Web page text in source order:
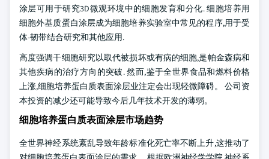
涂层可用于研究3D微观环境中的细胞发育和分化. 细胞培养用
细胞外基质蛋白涂层成为细胞培养实验室中常见的程序,用于受
体-韧带结合研究和其他应用.
高度强调干细胞研究以取代被损坏或有病的细胞,是帕金森病和
其他疾病的治疗方向的突破. 然而,鉴于全世界食品和燃料价格
上涨,细胞培养蛋白质表面涂层业注定会出现轻微障碍。 公司资
本投资的减少还可能导致今后几年技术开发的薄弱。
细胞培养蛋白质表面涂层市场趋势
全世界神经系统紊乱导致年龄标准化死亡率不断上升,这推动了